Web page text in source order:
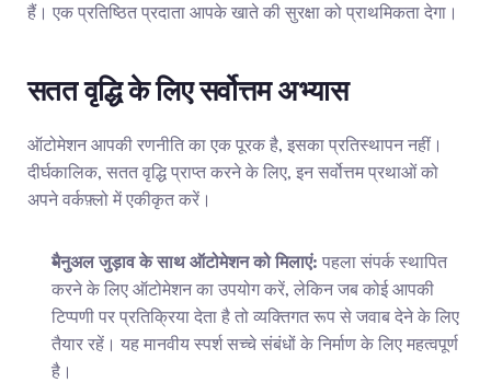
हैं। एक प्रतिष्ठित प्रदाता आपके खाते की सुरक्षा को प्राथमिकता देगा।
सतत वृद्धि के लिए सर्वोत्तम अभ्यास
ऑटोमेशन आपकी रणनीति का एक पूरक है, इसका प्रतिस्थापन नहीं।
दीर्घकालिक, सतत वृद्धि प्राप्त करने के लिए, इन सर्वोत्तम प्रथाओं को
अपने वर्कफ़्लो में एकीकृत करें।
मैनुअल जुड़ाव के साथ ऑटोमेशन को मिलाएं: पहला संपर्क स्थापित
करने के लिए ऑटोमेशन का उपयोग करें, लेकिन जब कोई आपकी
टिप्पणी पर प्रतिक्रिया देता है तो व्यक्तिगत रूप से जवाब देने के लिए
तैयार रहें। यह मानवीय स्पर्श सच्चे संबंधों के निर्माण के लिए महत्वपूर्ण
है।